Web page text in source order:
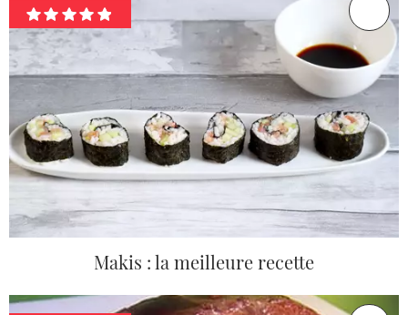
Makis : la meilleure recette